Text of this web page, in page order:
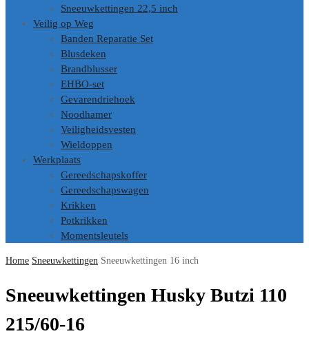
Sneeuwkettingen 22,5 inch
Veilig op Weg
Banden Reparatie Set
Blusdeken
Brandblusser
EHBO-set
Gevarendriehoek
Noodhamer
Veiligheidsvesten
Wieldoppen
Werkplaats
Gereedschapskoffer
Gereedschapswagen
Krikken
Potkrikken
Momentsleutels
Home Sneeuwkettingen Sneeuwkettingen 16 inch
Sneeuwkettingen Husky Butzi 110
215/60-16